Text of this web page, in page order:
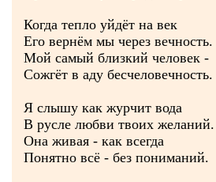
Когда тепло уйдёт на век
Его вернём мы через вечность.
Мой самый близкий человек -
Сожгёт в аду бесчеловечность.
Я слышу как журчит вода
В русле любви твоих желаний.
Она живая - как всегда
Понятно всё - без пониманий.